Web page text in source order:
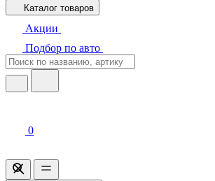
Каталог товаров
Акции
Подбор по авто
0